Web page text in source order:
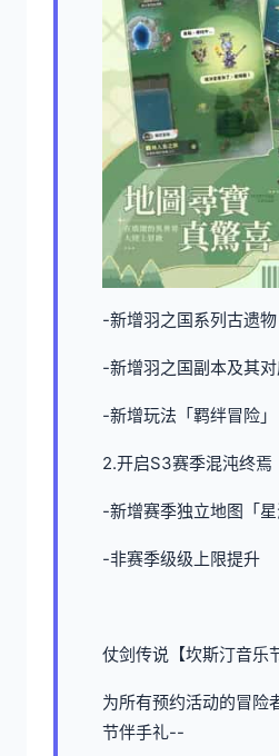
-新增羽之国系列古遗物
-新增羽之国副本及其
-新增玩法「羁绊冒险」
2.开启S3赛季混沌终焉
-新增赛季独立地图「星
-非赛季级级上限提升
仗剑传说【坎斯汀音乐
为所有预约活动的冒险
节伴手礼--